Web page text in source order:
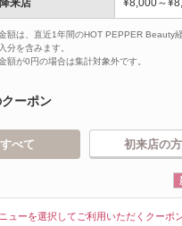
額は、直近1年間のHOT PEPPER Beauty
分を含みます。
額が0円の場合は集計対象外です。
クーポン
すべて 初来店の方
ューを選択してご利用いただくクーポ